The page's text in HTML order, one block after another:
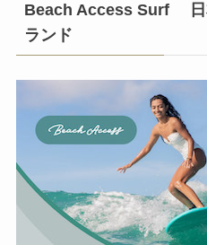
Beach Access Surf 日
ランド